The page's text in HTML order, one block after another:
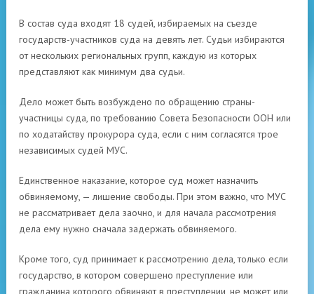
В состав суда входят 18 судей, избираемых на съезде
государств-участников суда на девять лет. Судьи избираются
от нескольких региональных групп, каждую из которых
представляют как минимум два судьи.
Дело может быть возбуждено по обращению страны-
участницы суда, по требованию Совета Безопасности ООН или
по ходатайству прокурора суда, если с ним согласятся трое
независимых судей МУС.
Единственное наказание, которое суд может назначить
обвиняемому, — лишение свободы. При этом важно, что МУС
не рассматривает дела заочно, и для начала рассмотрения
дела ему нужно сначала задержать обвиняемого.
Кроме того, суд принимает к рассмотрению дела, только если
государство, в котором совершено преступление или
гражданина которого обвиняют в преступлении, не может или